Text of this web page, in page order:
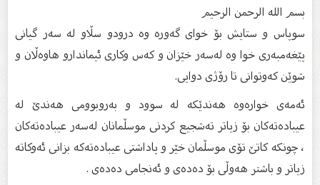
بسم الله الرحمن الرحیم
سوپاس و ستایش بۆ خواى گەورە وە درودو سڵاو لە سەر گیانى
پێغەمبەرى خوا وە لەسەر خێزان و كەس وكارى ئیماندارو هاوەڵان و
شوێن كەوتوانى تا رۆژى دوایى.
ئەمەى خوارەوە هەندێکە لە سوود و بەروبوومی هەندێ لە
عیبادەتەکان بۆ زیاتر تەشجیع کردنی موسڵمانان لەسەر عیبادەتەکان
، چونکە کاتێ تۆی موسڵمان خێر و پاداشتى عیبادەتەکە بزانی ئەوکاتە
زیاتر و باشتر هەوڵی بۆ دەدەی و ئەنجامی دەدەی .